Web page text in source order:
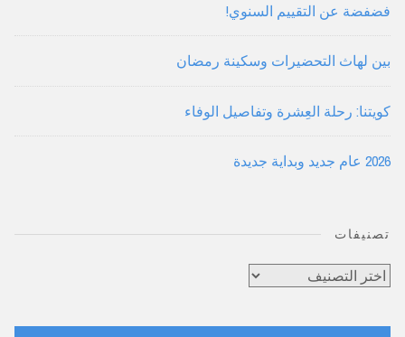
فضفضة عن التقييم السنوي!
بين لهاث التحضيرات وسكينة رمضان
كويتنا: رحلة العِشرة وتفاصيل الوفاء
2026 عام جديد وبداية جديدة
تصنيفات
تصنيفات